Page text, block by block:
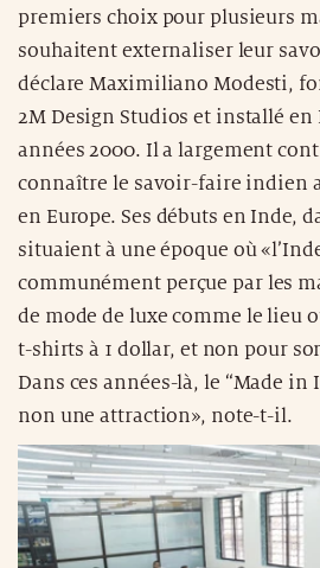
premiers choix pour plusieurs
souhaitent externaliser leur
déclare Maximiliano Modesti,
2M Design Studios et installé
années 2000. Il a largement
connaître le savoir-faire indien
en Europe. Ses débuts en Inde,
situaient à une époque où
communément perçue par les
de mode de luxe comme le lieu
t-shirts à 1 dollar, et non pour
Dans ces années-là, le “Made
non une attraction», note-t-il.